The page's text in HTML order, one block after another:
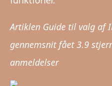
Artiklen Guide til valg af
gennemsnit fået3.9
anmeldelser